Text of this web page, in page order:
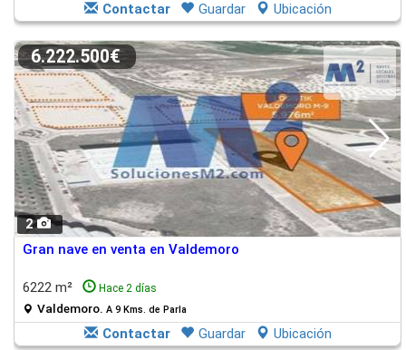
Contactar Guardar Ubicación
2
6.222.500€
Gran nave en venta en Valdemoro
6222 m² Hace 2 días
Valdemoro. A 9 Kms. de Parla
Contactar Guardar Ubicación